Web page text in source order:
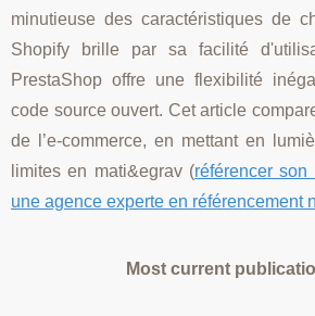
minutieuse des caractéristiques de
Shopify brille par sa facilité
PrestaShop offre une flexibilité
code source ouvert. Cet article
de l’e-commerce, en mettant en
limites en mati&egrav (référencer
une agence experte en référencement
Most current